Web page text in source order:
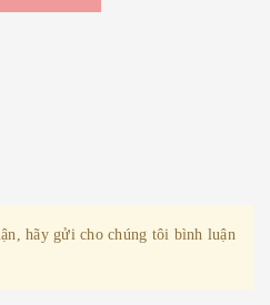
hãy gửi cho chúng tôi bình luận